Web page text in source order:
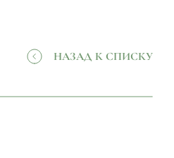
НАЗАД К СПИСКУ